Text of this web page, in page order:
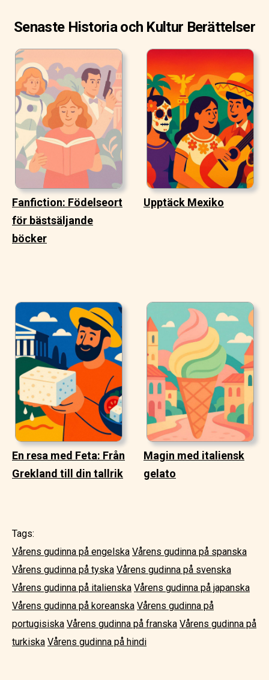
Senaste Historia och Kultur Berättelser
Fanfiction: Födelseort
för bästsäljande
böcker
Upptäck Mexiko
En resa med Feta: Från
Grekland till din tallrik
Magin med italiensk
gelato
Tags:
Vårens gudinna på engelska Vårens gudinna på spanska
Vårens gudinna på tyska Vårens gudinna på svenska
Vårens gudinna på italienska Vårens gudinna på japanska
Vårens gudinna på koreanska Vårens gudinna på
portugisiska Vårens gudinna på franska Vårens gudinna på
turkiska Vårens gudinna på hindi